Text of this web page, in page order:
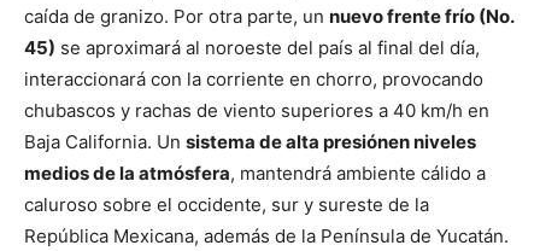
caída de granizo. Por otra parte, un nuevo frente frío (No.
45) se aproximará al noroeste del país al final del día,
interaccionará con la corriente en chorro, provocando
chubascos y rachas de viento superiores a 40 km/h en
Baja California. Un sistema de alta presiónen niveles
medios de la atmósfera, mantendrá ambiente cálido a
caluroso sobre el occidente, sur y sureste de la
República Mexicana, además de la Península de Yucatán.